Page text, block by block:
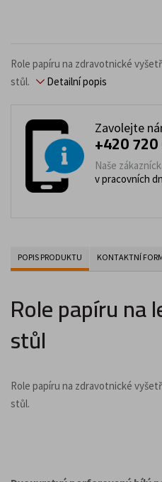
Role papíru na zdravotnické
stůl.
Detailní popis
Zavolejte
+420
Naše
v pracovních
POPIS PRODUKTU KONTAKTNÍ
Role papíru na
stůl
Role papíru na zdravotnické
stůl.